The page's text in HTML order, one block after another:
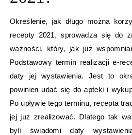
Określenie, jak długo można
recepty 2021, sprowadza się do
ważności, który, jak już
Podstawowy termin realizacji e-
daty jej wystawienia. Jest to
powinien udać się do apteki i
Po upływie tego terminu, recepta
jej już zrealizować. Dlatego tak
byli świadomi daty